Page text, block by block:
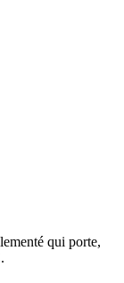
qui porte,